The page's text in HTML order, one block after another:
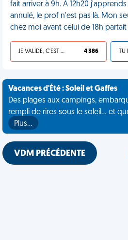
fait arriver à 9h. À 12h20
annulé, le prof n'est pas là. Mon
chez moi avant celui de 18h partait
JE VALIDE, C'EST UNE VDM 4 386
Vacances d'Été : Soleil et Gaffes
Des plages aux campings,
rempli de rires sous le soleil... et
Plus…
VDM PRÉCÉDENTE